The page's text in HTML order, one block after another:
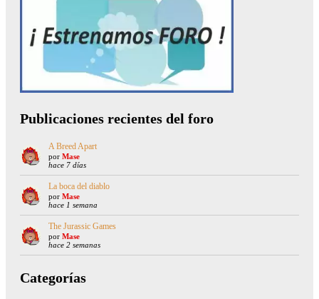
Publicaciones recientes del foro
A Breed Apart
por Mase
hace 7 días
La boca del diablo
por Mase
hace 1 semana
The Jurassic Games
por Mase
hace 2 semanas
Categorías